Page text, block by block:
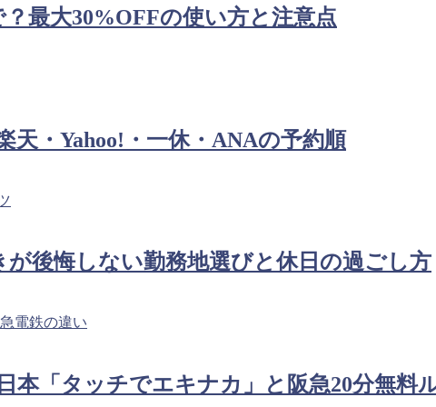
最大30%OFFの使い方と注意点
天・Yahoo!・一休・ANAの予約順
後悔しない勤務地選びと休日の過ごし方
本「タッチでエキナカ」と阪急20分無料